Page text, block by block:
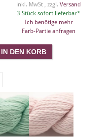
inkl. MwSt , zzgl. Versand
3 Stück sofort lieferbar*
Ich benötige mehr
Farb-Partie anfragen